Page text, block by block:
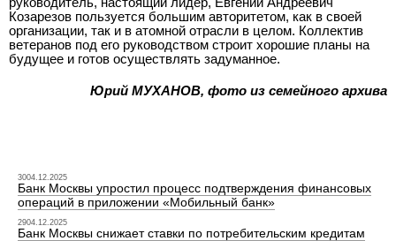
Козарезов пользуется большим авторитетом, как в своей
организации, так и в атомной отрасли в целом. Коллектив
ветеранов под его руководством строит хорошие планы на
будущее и готов осуществлять задуманное.
Юрий МУХАНОВ, фото из семейного архива
3004.12.2025
Банк Москвы упростил процесс подтверждения финансовых
операций в приложении «Мобильный банк»
2904.12.2025
Банк Москвы снижает ставки по потребительским кредитам